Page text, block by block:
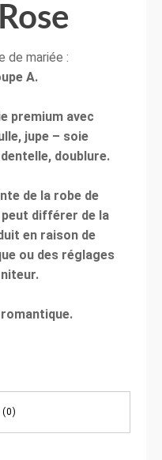
de mariée :
A.
premium avec
jupe – soie
doublure.
de la robe de
différer de la
en raison de
ou des réglages
(0)